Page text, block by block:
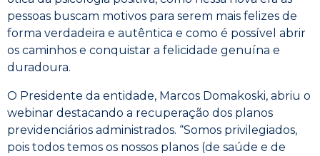
pessoas buscam motivos para serem mais felizes de
forma verdadeira e autêntica e como é possível abrir
os caminhos e conquistar a felicidade genuína e
duradoura.
O Presidente da entidade, Marcos Domakoski, abriu o
webinar destacando a recuperação dos planos
previdenciários administrados. “Somos privilegiados,
pois todos temos os nossos planos (de saúde e de